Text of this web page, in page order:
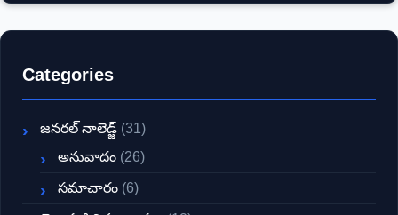
Categories
జనరల్ నాలెడ్జ్ (31)
అనువాదం (26)
సమాచారం (6)